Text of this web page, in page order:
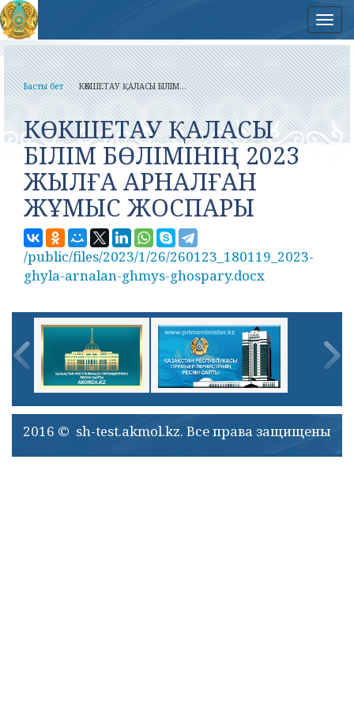
Басты бет КӨКШЕТАУ ҚАЛАСЫ БІЛІМ...
КӨКШЕТАУ ҚАЛАСЫ
БІЛІМ БӨЛІМІНІҢ 2023
ЖЫЛҒА АРНАЛҒАН
ЖҰМЫС ЖОСПАРЫ
/public/files/2023/1/26/260123_180119_2023-
ghyla-arnalan-ghmys-ghospary.docx
2016 © sh-test.akmol.kz. Все права защищены